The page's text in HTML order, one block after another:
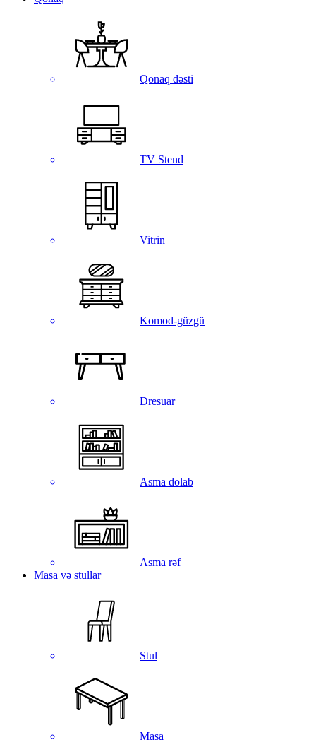
Qonaq dəsti
TV Stend
Vitrin
Komod-güzgü
Dresuar
Asma dolab
Asma rəf
Masa və stullar
Stul
Masa